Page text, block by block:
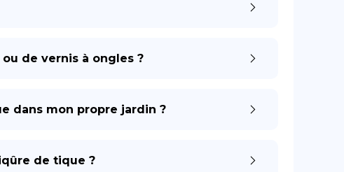
de vernis à ongles ?
dans mon propre jardin ?
de tique ?